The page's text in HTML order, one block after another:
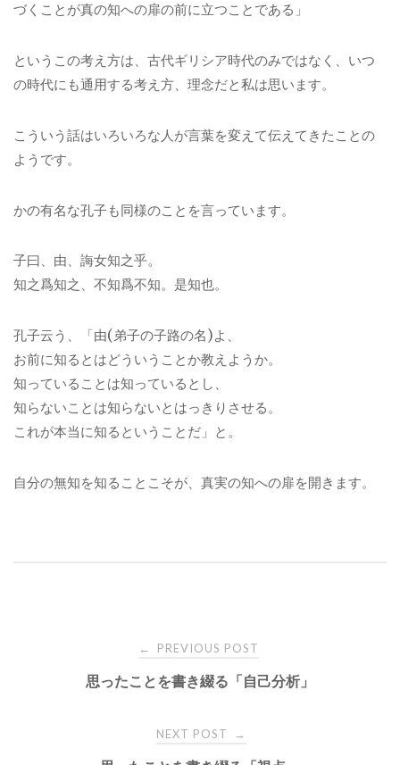
づくことが真の知への扉の前に立つことである」
というこの考え方は、古代ギリシア時代のみではなく、いつ
の時代にも通用する考え方、理念だと私は思います。
こういう話はいろいろな人が言葉を変えて伝えてきたことの
ようです。
かの有名な孔子も同様のことを言っています。
子曰、由、誨女知之乎。
知之爲知之、不知爲不知。是知也。
孔子云う、「由(弟子の子路の名)よ、
お前に知るとはどういうことか教えようか。
知っていることは知っているとし、
知らないことは知らないとはっきりさせる。
これが本当に知るということだ」と。
自分の無知を知ることこそが、真実の知への扉を開きます。
navigation
← PREVIOUS POST
思ったことを書き綴る「自己分析」
NEXT POST →